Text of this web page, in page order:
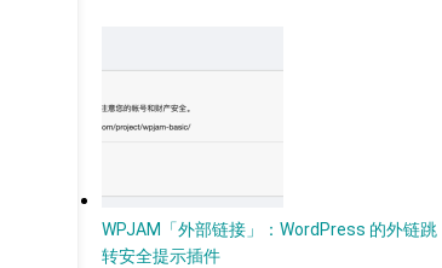
WPJAM「外部链接」：WordPress 的外链跳
转安全提示插件